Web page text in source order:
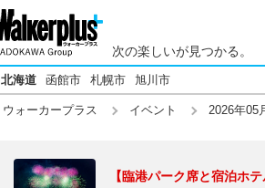
次の楽しいが見つかる。
北海道 函館市 札幌市 旭川市
ウォーカープラス イベント 2026年05
【臨港パーク席と宿泊ホ